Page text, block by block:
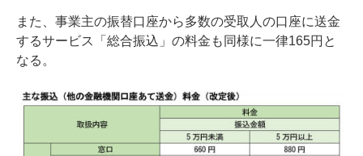
また、事業主の振替口座から多数の受取人の口座に送金
するサービス「総合振込」の料金も同様に一律165円と
なる。